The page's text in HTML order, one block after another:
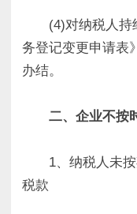
(4)对纳税人持
务登记变更申请表
办结。
二、企业不按
1、纳税人未按
税款